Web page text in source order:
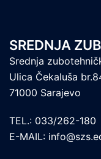
SREDNJA
Srednja
Ulica Čekaluša
71000 Sarajevo
TEL.: 033/262-180
E-MAIL: